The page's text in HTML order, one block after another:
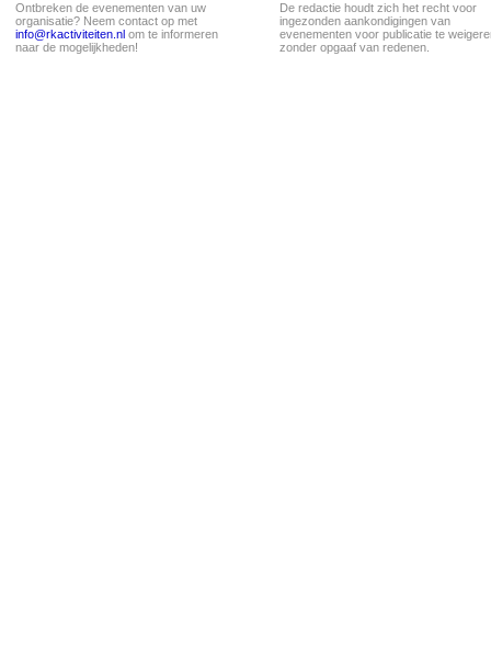
Ontbreken de evenementen van uw
organisatie? Neem contact op met
info@rkactiviteiten.nl om te informeren
naar de mogelijkheden!
De redactie houdt zich het recht voor
ingezonden aankondigingen van
evenementen voor publicatie te
zonder opgaaf van redenen.